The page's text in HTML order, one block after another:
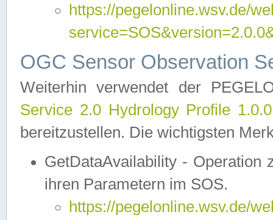
https://pegelonline.wsv.de/
OGC Sensor Observation
Weiterhin verwendet der
Service 2.0 Hydrology Profile
bereitzustellen. Die wichtigsten
GetDataAvailability - Operation
ihren Parametern im SOS.
https://pegelonline.wsv.de/